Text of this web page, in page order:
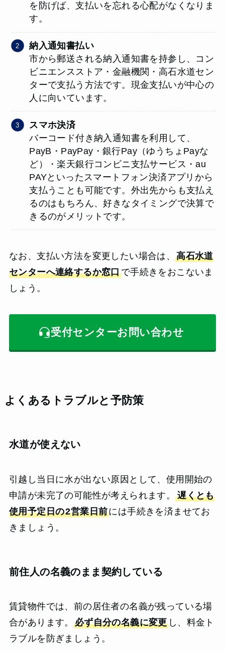
を防げば、支払いを忘れる心配がなくなりま
す。
納入通知書払い
市から郵送される納入通知書を持参し、コン
ビニエンスストア・金融機関・高石水道セン
ターで支払う方法です。現金支払いが中心の
人に向いています。
スマホ決済
バーコード付き納入通知書を利用して、
PayB・PayPay・銀行Pay（ゆうちょPayな
ど）・楽天銀行コンビニ支払サービス・au
PAYといったスマートフォン決済アプリから
支払うことも可能です。外出先からも支払え
るのはもちろん、好きなタイミングで決算で
きるのがメリットです。
なお、支払い方法を変更したい場合は、高石水道
センターへ連絡するか窓口で手続きをおこないま
しょう。
受付センターお問い合わせ
よくあるトラブルと予防策
水道が使えない
引越し当日に水が出ない原因として、使用開始の
申請が未完了の可能性が考えられます。 遅くとも
使用予定日の2営業日前には手続きを済ませてお
きましょう。
前住人の名義のまま契約している
賃貸物件では、前の居住者の名義が残っている場
合があります。 必ず自分の名義に変更し、料金ト
ラブルを防ぎましょう。